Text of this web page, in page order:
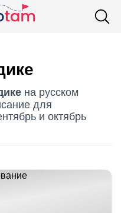
на русском
для
и октябрь